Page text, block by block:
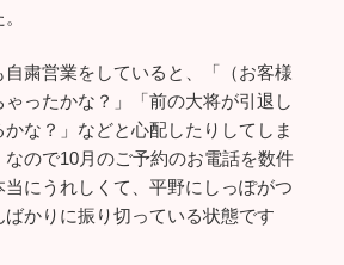
自粛営業をしていると、「（お客様
ったかな？」「前の大将が引退し
な？」などと心配したりしてしま
なので10月のご予約のお電話を数件
にうれしくて、平野にしっぽがつ
かりに振り切っている状態です